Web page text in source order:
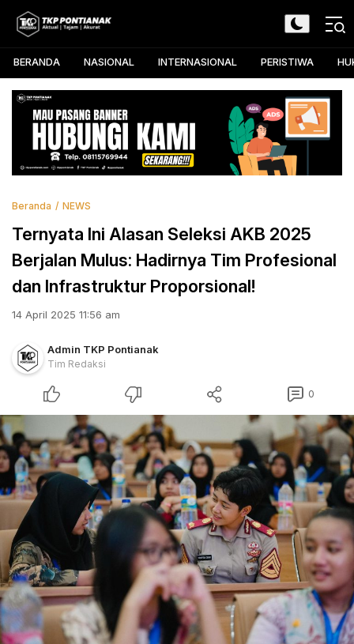
TKP Pontianak
Aktual, Tajam, dan Akurat
BERANDA NASIONAL INTERNASIONAL PERISTIWA
Beranda NEWS
Ternyata Ini Alasan Seleksi AKB 2025
Berjalan Mulus: Hadirnya Tim Profesional
dan Infrastruktur Proporsional!
14 April 2025 11:56 am
Admin TKP Pontianak
Tim Redaksi
0